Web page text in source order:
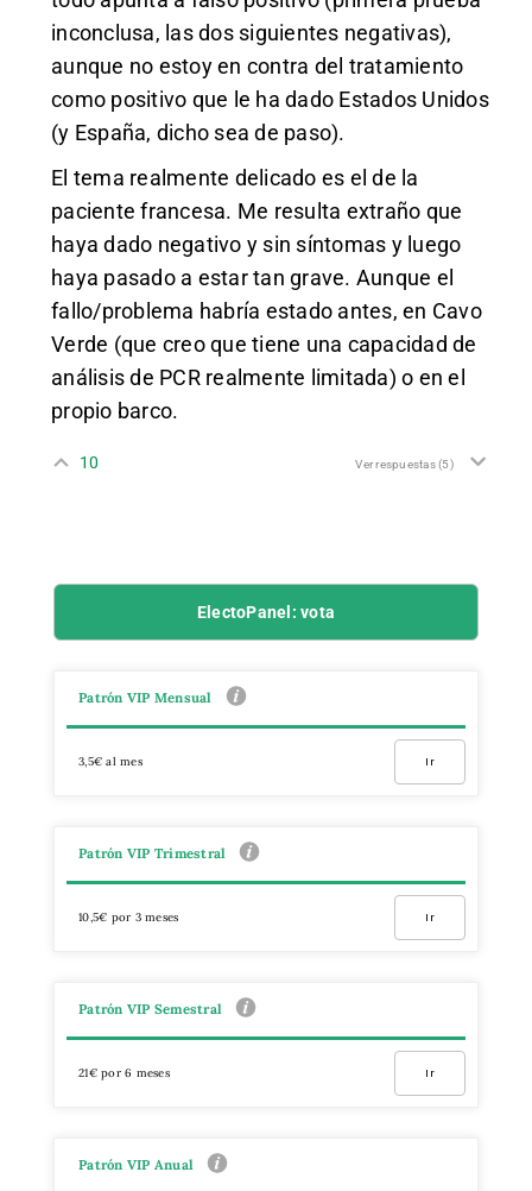
inconclusa, las dos siguientes negativas),
aunque no estoy en contra del tratamiento
como positivo que le ha dado Estados Unidos
(y España, dicho sea de paso).
El tema realmente delicado es el de la
paciente francesa. Me resulta extraño que
haya dado negativo y sin síntomas y luego
haya pasado a estar tan grave. Aunque el
fallo/problema habría estado antes, en Cavo
Verde (que creo que tiene una capacidad de
análisis de PCR realmente limitada) o en el
propio barco.
10 Ver respuestas(5)
ElectoPanel: vota
Patrón VIP Mensual
3,5€ al mes Ir
Patrón VIP Trimestral
10,5€ por 3 meses Ir
Patrón VIP Semestral
21€ por 6 meses Ir
Patrón VIP Anual